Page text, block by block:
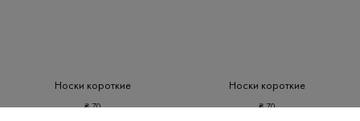
Носки короткие
₴70
Носки короткие
₴70